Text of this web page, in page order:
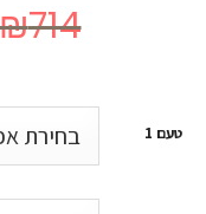
714
טעם 1